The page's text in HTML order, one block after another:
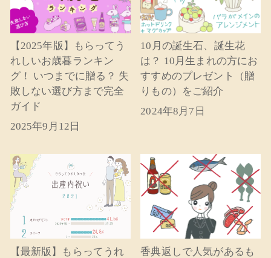
【2025年版】もらってう
れしいお歳暮ランキン
グ！ いつまでに贈る？ 失
敗しない選び方まで完全
ガイド
2025年9月12日
10月の誕生石、誕生花
は？ 10月生まれの方にお
すすめのプレゼント（贈
りもの）をご紹介
2024年8月7日
【最新版】もらってうれ
香典返しで人気があるも